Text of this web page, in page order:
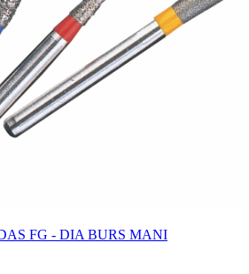
FG - DIA BURS MANI